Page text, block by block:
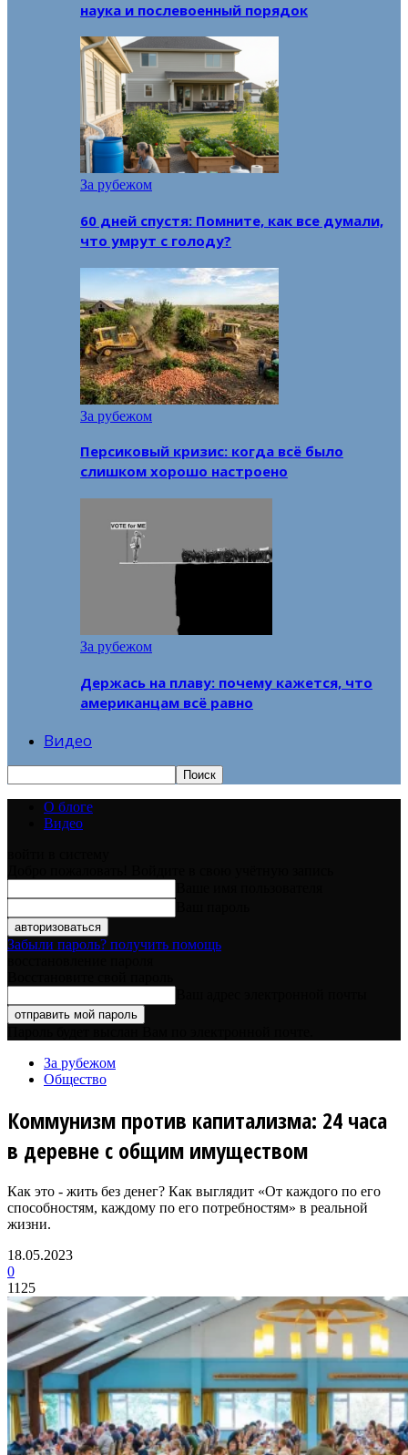
наука и послевоенный порядок
За рубежом
60 дней спустя: Помните, как все думали,
что умрут с голоду?
За рубежом
Персиковый кризис: когда всё было
слишком хорошо настроено
За рубежом
Держась на плаву: почему кажется, что
американцам всё равно
Видео
О блоге
Видео
Забыли пароль? получить помощь
За рубежом
Общество
Коммунизм против капитализма: 24 часа
в деревне c общим имуществом
Как это - жить без денег? Как выглядит «От каждого по его
способностям, каждому по его потребностям» в реальной
жизни.
18.05.2023
0
1125